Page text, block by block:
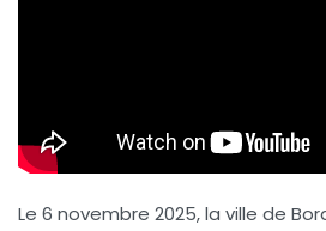
Le 6 novembre 2025, la ville de